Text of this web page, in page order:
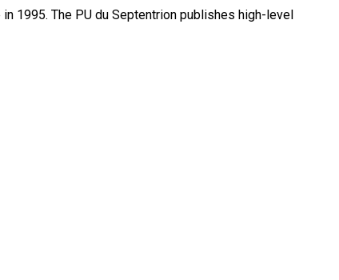
1995. The PU du Septentrion publishes high-level